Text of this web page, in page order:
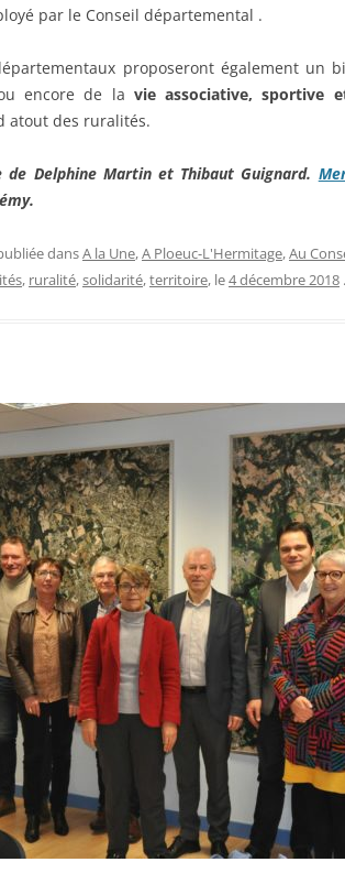
par le Conseil départemental .
proposeront également un
encore de la vie associative, sportive
atout des ruralités.
de Delphine Martin et Thibaut Guignard.
dansA la Une,A Ploeuc-L'Hermitage,Au
, ruralité,solidarité,territoire, le4 décembre 2018 .